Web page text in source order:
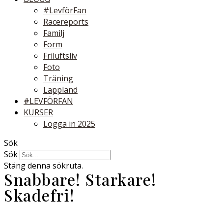
#LevförFan
Racereports
Familj
Form
Friluftsliv
Foto
Träning
Lappland
#LEVFÖRFAN
KURSER
Logga in 2025
Sök
Sök
Stäng denna sökruta.
Snabbare! Starkare!
Skadefri!